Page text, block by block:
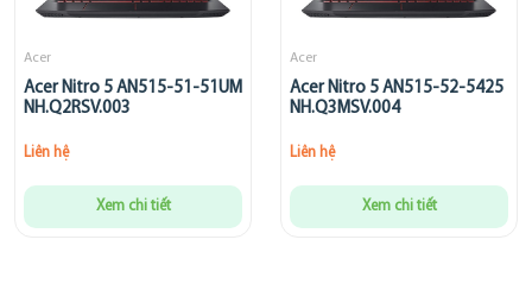
Acer
Acer Nitro 5 AN515-51-51UM
NH.Q2RSV.003
Liên hệ
Xem chi tiết
Acer
Acer Nitro 5 AN515-52-5425
NH.Q3MSV.004
Liên hệ
Xem chi tiết